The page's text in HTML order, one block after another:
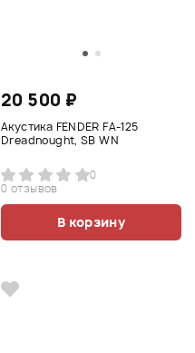
20 500 ₽
Акустика FENDER FA-125
Dreadnought, SB WN
0
0 отзывов
В корзину